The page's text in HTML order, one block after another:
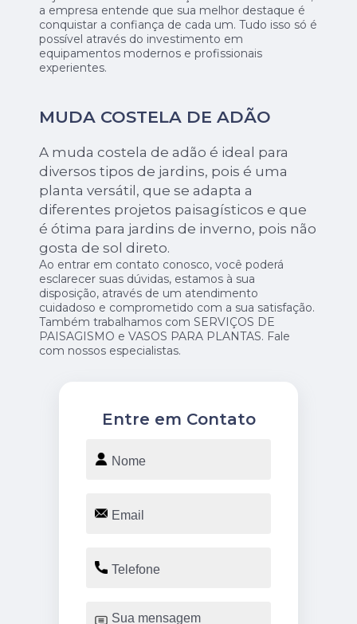
a empresa entende que sua melhor destaque é
conquistar a confiança de cada um. Tudo isso só é
possível através do investimento em
equipamentos modernos e profissionais
experientes.
MUDA COSTELA DE ADÃO
A muda costela de adão é ideal para
diversos tipos de jardins, pois é uma
planta versátil, que se adapta a
diferentes projetos paisagísticos e que
é ótima para jardins de inverno, pois não
gosta de sol direto.
Ao entrar em contato conosco, você poderá
esclarecer suas dúvidas, estamos à sua
disposição, através de um atendimento
cuidadoso e comprometido com a sua satisfação.
Também trabalhamos com SERVIÇOS DE
PAISAGISMO e VASOS PARA PLANTAS. Fale
com nossos especialistas.
Entre em Contato